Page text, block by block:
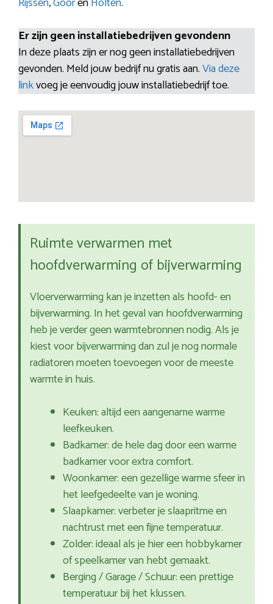
Er zijn geen installatiebedrijven gevondenn
In deze plaats zijn er nog geen installatiebedrijven
gevonden. Meld jouw bedrijf nu gratis aan.Via deze
linkvoeg je eenvoudig jouw installatiebedrijf toe.
Ruimte verwarmen met
hoofdverwarming of bijverwarming
Vloerverwarming kan je inzetten als hoofd- en
bijverwarming. In het geval van hoofdverwarming
heb je verder geen warmtebronnen nodig. Als je
kiest voor bijverwarming dan zul je nog normale
radiatoren moeten toevoegen voor de meeste
warmte in huis.
Keuken: altijd een aangename warme
leefkeuken.
Badkamer: de hele dag door een warme
badkamer voor extra comfort.
Woonkamer: een gezellige warme sfeer in
het leefgedeelte van je woning.
Slaapkamer: verbeter je slaapritme en
nachtrust met een fijne temperatuur.
Zolder: ideaal als je hier een hobbykamer
of speelkamer van hebt gemaakt.
Berging / Garage / Schuur: een prettige
temperatuur bij het klussen.